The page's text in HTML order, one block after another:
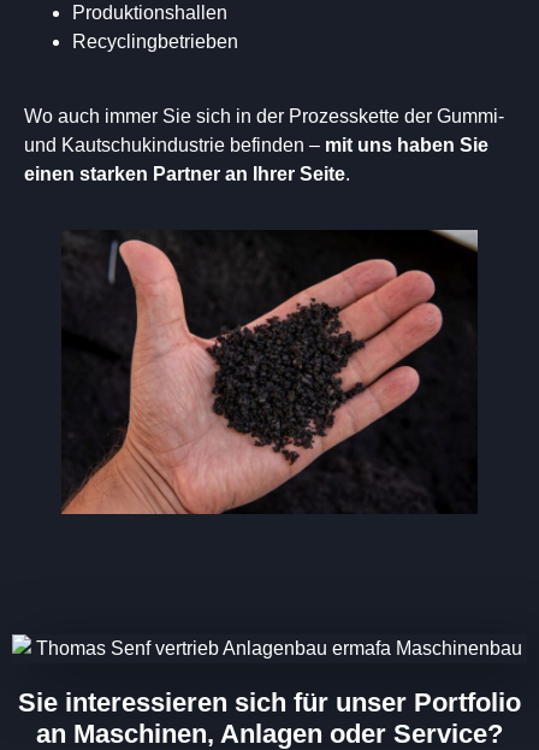
Produktionshallen
Recyclingbetrieben
Wo auch immer Sie sich in der Prozesskette der Gummi-
und Kautschukindustrie befinden – mit uns haben Sie
einen starken Partner an Ihrer Seite.
Sie interessieren sich für unser Portfolio
an Maschinen, Anlagen oder Service?